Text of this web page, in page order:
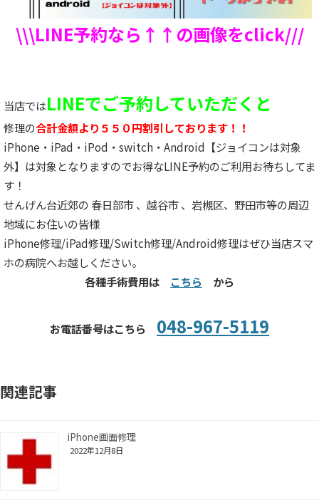
\\\LINE予約なら↑↑の画像をclick///
当店ではLINEでご予約していただくと
修理の合計金額より５５０円割引しております！！
iPhone・iPad・iPod・switch・Android【ジョイコンは対象
外】は対象となりますのでお得なLINE予約のご利用お待ちしてま
す！
せんげん台近郊の 春日部市 、越谷市 、岩槻区、野田市等の周辺
地域にお住いの皆様
iPhone修理/iPad修理/Switch修理/Android修理はぜひ当店スマ
ホの病院へお越しください。
各種手術費用は こちら から
お電話番号はこちら 048-967-5119
関連記事
iPhone画面修理
2022年12月8日